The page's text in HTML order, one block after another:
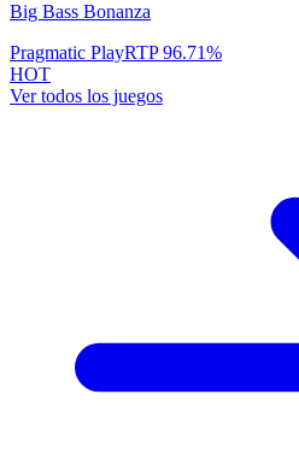
Big Bass Bonanza
Pragmatic PlayRTP96.71%
HOT
Ver todos los juegos